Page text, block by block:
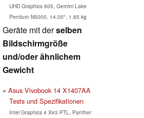
UHD Graphics 605, Gemini Lake
Pentium N5000, 14.00", 1.65 kg
Geräte mit derselben
Bildschirmgröße
und/oder ähnlichem
Gewicht
Asus Vivobook 14 X1407AA
Tests und Spezifikationen
Intel Graphics 4 Xe3 PTL, Panther